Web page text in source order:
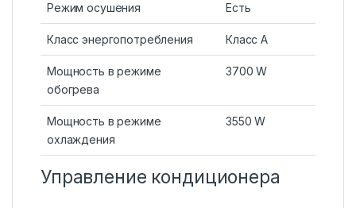
Режим осушения Есть
Класс энергопотребления Класс A
Мощность в режиме
обогрева
3700 W
Мощность в режиме
охлаждения
3550 W
Управление кондиционера